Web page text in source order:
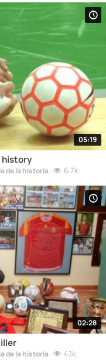
05:19
history
de la historia 6.7k
02:28
de la historia 4.1k